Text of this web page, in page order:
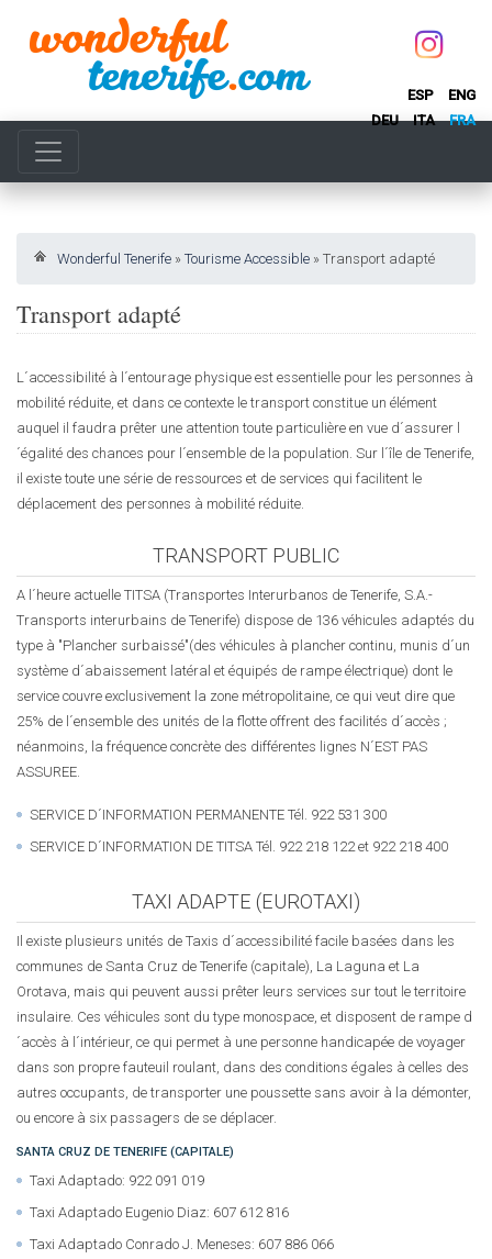
ESP
ENG
DEU
ITA FRA
Wonderful Tenerife » Tourisme Accessible » Transport adapté
Transport adapté
L´accessibilité à l´entourage physique est essentielle pour les personnes à
mobilité réduite, et dans ce contexte le transport constitue un élément
auquel il faudra prêter une attention toute particulière en vue d´assurer l
´égalité des chances pour l´ensemble de la population. Sur l´île de Tenerife,
il existe toute une série de ressources et de services qui facilitent le
déplacement des personnes à mobilité réduite.
TRANSPORT PUBLIC
A l´heure actuelle TITSA (Transportes Interurbanos de Tenerife, S.A.-
Transports interurbains de Tenerife) dispose de 136 véhicules adaptés du
type à "Plancher surbaissé"(des véhicules à plancher continu, munis d´un
système d´abaissement latéral et équipés de rampe électrique) dont le
service couvre exclusivement la zone métropolitaine, ce qui veut dire que
25% de l´ensemble des unités de la flotte offrent des facilités d´accès ;
néanmoins, la fréquence concrète des différentes lignes N´EST PAS
ASSUREE.
SERVICE D´INFORMATION PERMANENTE Tél. 922 531 300
SERVICE D´INFORMATION DE TITSA Tél. 922 218 122 et 922 218 400
TAXI ADAPTE (EUROTAXI)
Il existe plusieurs unités de Taxis d´accessibilité facile basées dans les
communes de Santa Cruz de Tenerife (capitale), La Laguna et La
Orotava, mais qui peuvent aussi prêter leurs services sur tout le territoire
insulaire. Ces véhicules sont du type monospace, et disposent de rampe d
´accès à l´intérieur, ce qui permet à une personne handicapée de voyager
dans son propre fauteuil roulant, dans des conditions égales à celles des
autres occupants, de transporter une poussette sans avoir à la démonter,
ou encore à six passagers de se déplacer.
SANTA CRUZ DE TENERIFE (CAPITALE)
Taxi Adaptado: 922 091 019
Taxi Adaptado Eugenio Diaz: 607 612 816
Taxi Adaptado Conrado J. Meneses: 607 886 066